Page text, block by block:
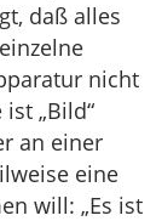
daß alles
nicht
„Bild“
an einer
eine
will: „Es ist